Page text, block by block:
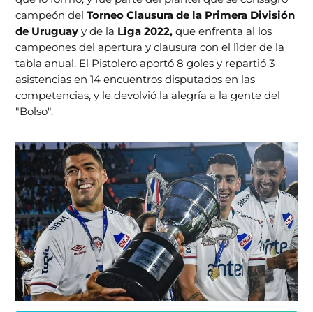
campeón delTorneo Clausura de la Primera División
de Uruguayy de la Liga 2022, que enfrenta al los
campeones del apertura y clausura con el lìder de la
tabla anual. El Pistolero aportó 8 goles y repartió 3
asistencias en 14 encuentros disputados en las
competencias, y le devolvió la alegría a la gente del
"Bolso".